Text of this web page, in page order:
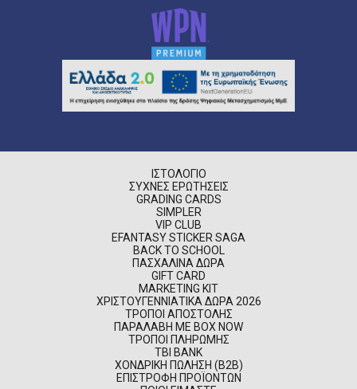
ΙΣΤΟΛΌΓΙΟ
ΣΥΧΝΈΣ ΕΡΩΤΉΣΕΙΣ
GRADING CARDS
SIMPLER
VIP CLUB
EFANTASY STICKER SAGA
BACK TO SCHOOL
ΠΑΣΧΑΛΙΝΆ ΔΏΡΑ
GIFT CARD
MARKETING KIT
ΧΡΙΣΤΟΥΓΕΝΝΙΆΤΙΚΑ ΔΏΡΑ 2026
ΤΡΌΠΟΙ ΑΠΟΣΤΟΛΉΣ
ΠΑΡΑΛΑΒΉ ΜΕ BOX NOW
ΤΡΌΠΟΙ ΠΛΗΡΩΜΉΣ
TBI BANK
ΧΟΝΔΡΙΚΉ ΠΏΛΗΣΗ (B2B)
ΕΠΙΣΤΡΟΦΉ ΠΡΟΪΌΝΤΩΝ